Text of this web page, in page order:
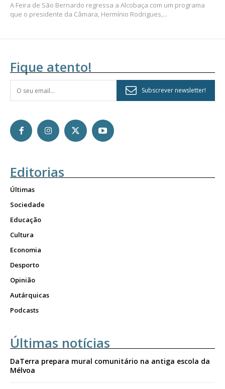
A Feira de São Bernardo regressa a Alcobaça com um programa
que o presidente da Câmara, Hermínio Rodrigues,...
Fique atento!
Subscrever newsletter!
Editorias
Últimas
Sociedade
Educação
Cultura
Economia
Desporto
Opinião
Autárquicas
Podcasts
Últimas notícias
DaTerra prepara mural comunitário na antiga escola da
Mélvoa